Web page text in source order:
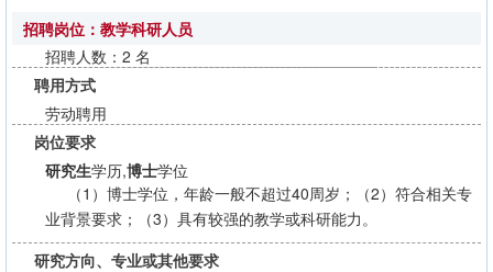
招聘岗位：教学科研人员
招聘人数：2 名
聘用方式
劳动聘用
岗位要求
研究生学历,博士学位
（1）博士学位，年龄一般不超过40周岁；（2）符合相关专
业背景要求；（3）具有较强的教学或科研能力。
研究方向、专业或其他要求